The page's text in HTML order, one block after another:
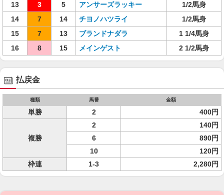
13
3 5 アンサーズラッキー
1/2馬身
14
7 14 チヨノハツライ
1/2馬身
15
7 13 ブランドナダラ
1 1/4馬身
16
8 15 メインゲスト 2 1/2馬身
払戻金
種類 馬番 金額
単勝 2 400円
複勝
2
140円
6
890円
10
120円
枠連
1-3 2,280円